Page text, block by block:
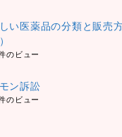
い医薬品の分類と販売
のビュー
ン訴訟
のビュー